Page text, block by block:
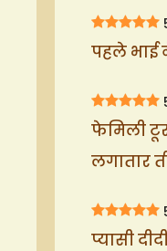
पहले भाई
फेमिली
लगातार
प्यासी